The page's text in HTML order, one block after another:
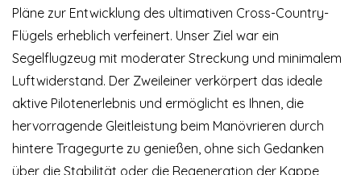
Pläne zur Entwicklung des ultimativen Cross-Country-
Flügels erheblich verfeinert. Unser Ziel war ein
Segelflugzeug mit moderater Streckung und minimalem
Luftwiderstand. Der Zweileiner verkörpert das ideale
aktive Pilotenerlebnis und ermöglicht es Ihnen, die
hervorragende Gleitleistung beim Manövrieren durch
hintere Tragegurte zu genießen, ohne sich Gedanken
über die Stabilität oder die Regeneration der Kappe